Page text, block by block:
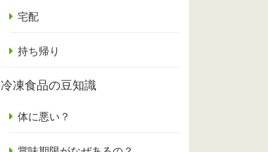
宅配
持ち帰り
冷凍食品の豆知識
体に悪い？